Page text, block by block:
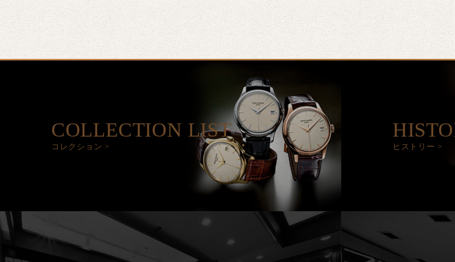
COLLECTION LIST
コレクション > ヒストリー >